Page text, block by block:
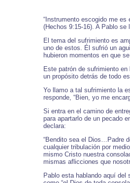
“Instrumento escogido me
(Hechos 9:15-16). A Pablo
El tema del sufrimiento es
uno de estos. Él sufrió un
hubieron momentos en que
Este patrón de sufrimiento
un propósito detrás de todo
Yo llamo a tal sufrimiento la
responde, “Bien, yo me
Si entra en el camino de
para apartarlo de un pecado
declara:
“Bendito sea el Dios…Padre
cualquier tribulación por
mismo Cristo nuestra
mismas aflicciones que
Pablo esta hablando aquí